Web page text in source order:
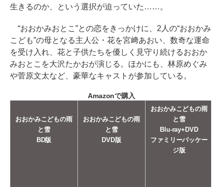
生きるのか、という選択が迫っていた……。
“おおかみおとこ”との恋をきっかけに、2人の“おおかみ
こども”の母となる主人公・花を宮﨑あおい、数奇な運命
を受け入れ、花と子供たちを優しく見守り続けるおおか
みおとこを大沢たかおが演じる。ほかにも、林原めぐみ
や菅原文太など、豪華なキャストが参加している。
Amazonで購入
おおかみこどもの雨
と雪
BD版
おおかみこどもの雨
と雪
DVD版
おおかみこどもの雨
と雪
Blu-ray+DVD
ファミリーパッケー
ジ版